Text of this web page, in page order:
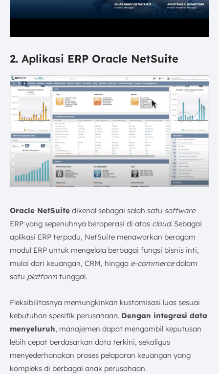
2. Aplikasi ERP Oracle NetSuite
Oracle NetSuite dikenal sebagai salah satu software
ERP yang sepenuhnya beroperasi di atas cloud. Sebagai
aplikasi ERP terpadu, NetSuite menawarkan beragam
modul ERP untuk mengelola berbagai fungsi bisnis inti,
mulai dari keuangan, CRM, hingga e-commercedalam
satu platform tunggal.
Fleksibilitasnya memungkinkan kustomisasi luas sesuai
kebutuhan spesifik perusahaan. Dengan integrasi data
menyeluruh, manajemen dapat mengambil keputusan
lebih cepat berdasarkan data terkini, sekaligus
menyederhanakan proses pelaporan keuangan yang
kompleks di berbagai anak perusahaan.